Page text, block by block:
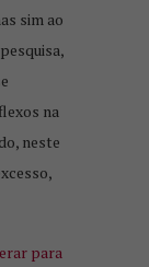
sim ao
na
neste
para